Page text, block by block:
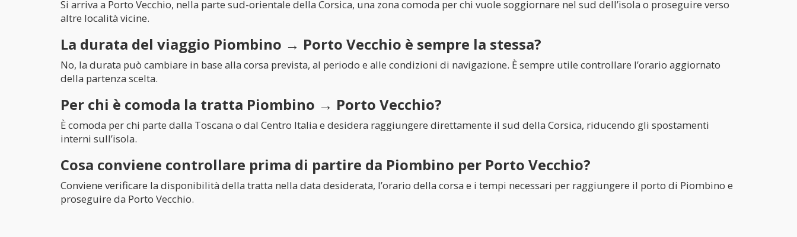
Si arriva a Porto Vecchio, nella parte sud-orientale della Corsica, una zona comoda per chi vuole soggiornare nel sud dell’isola o proseguire verso
altre località vicine.
La durata del viaggio Piombino → Porto Vecchio è sempre la stessa?
No, la durata può cambiare in base alla corsa prevista, al periodo e alle condizioni di navigazione. È sempre utile controllare l’orario aggiornato
della partenza scelta.
Per chi è comoda la tratta Piombino → Porto Vecchio?
È comoda per chi parte dalla Toscana o dal Centro Italia e desidera raggiungere direttamente il sud della Corsica, riducendo gli spostamenti
interni sull’isola.
Cosa conviene controllare prima di partire da Piombino per Porto Vecchio?
Conviene verificare la disponibilità della tratta nella data desiderata, l’orario della corsa e i tempi necessari per raggiungere il porto di Piombino e
proseguire da Porto Vecchio.